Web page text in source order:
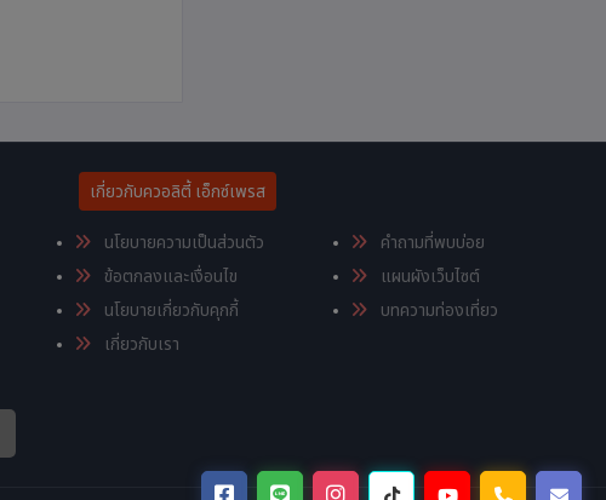
เกี่ยวกับควอลิตี้ เอ็กซ์เพรส
นโยบายความเป็นส่วนตัว
ข้อตกลงและเงื่อนไข
นโยบายเกี่ยวกับคุกกี้
เกี่ยวกับเรา
คำถามที่พบบ่อย
แผนผังเว็บไซต์
บทความท่องเที่ยว